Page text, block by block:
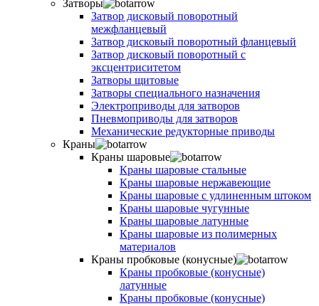
Затворы
Затвор дисковый поворотный
межфланцевый
Затвор дисковый поворотный фланцевый
Затвор дисковый поворотный с
эксцентриситетом
Затворы щитовые
Затворы специального назначения
Электроприводы для затворов
Пневмоприводы для затворов
Механические редукторные приводы
Краны
Краны шаровые
Краны шаровые стальные
Краны шаровые нержавеющие
Краны шаровые с удлиненным штоком
Краны шаровые чугунные
Краны шаровые латунные
Краны шаровые из полимерных
материалов
Краны пробковые (конусные)
Краны пробковые (конусные)
латунные
Краны пробковые (конусные)